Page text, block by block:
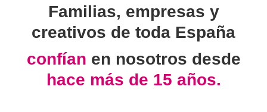
Familias, empresas y
creativos de toda España
confían en nosotros desde
hace más de 15 años.